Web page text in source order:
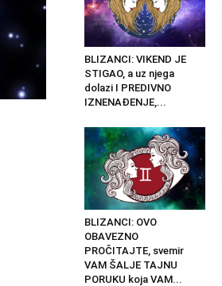
BLIZANCI: VIKEND JE
STIGAO, a uz njega
dolazi I PREDIVNO
IZNENAĐENJE,...
BLIZANCI: OVO
OBAVEZNO
PROČITAJTE, svemir
VAM ŠALJE TAJNU
PORUKU koja VAM...